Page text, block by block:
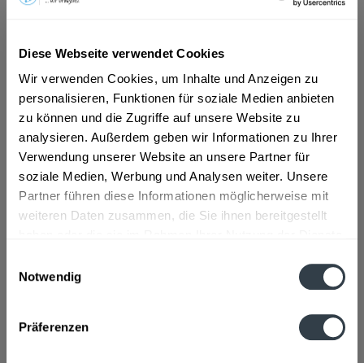
Diese Webseite verwendet Cookies
Wir verwenden Cookies, um Inhalte und Anzeigen zu
personalisieren, Funktionen für soziale Medien anbieten
zu können und die Zugriffe auf unsere Website zu
analysieren. Außerdem geben wir Informationen zu Ihrer
Verwendung unserer Website an unsere Partner für
soziale Medien, Werbung und Analysen weiter. Unsere
Partner führen diese Informationen möglicherweise mit
weiteren Daten zusammen, die Sie ihnen bereitgestellt
Notwendig
Präferenzen
ab 2,29 € *
Inhalt:0.2 Liter (11,45 € * / 1 Liter)
inkl. MwSt.ggf. zzgl. Erschwerniszuschlag
Vorrätig
In den Warenkorb
Artikel-Nr.:
30689
Verfügbar in:
Enthält SULFITE